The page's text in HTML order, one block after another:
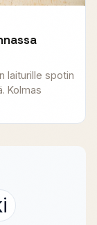
laiturille spotin
Kolmas